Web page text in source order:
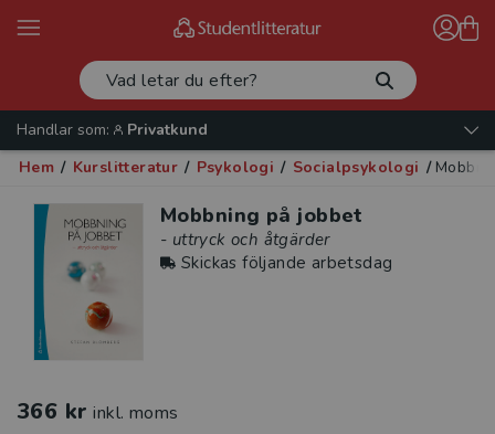
Handlar som:
Privatkund
Hem / Kurslitteratur / Psykologi / Socialpsykologi /
Mobbning på jobbet
- uttryck och åtgärder
Skickas följande arbetsdag
366 kr inkl. moms